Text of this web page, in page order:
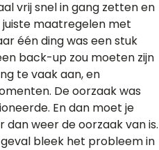
vrij snel in gang zetten en
juiste maatregelen met
één ding was een stuk
back-up zou moeten zijn
te vaak aan, en
De oorzaak was
En dan moet je
weer de oorzaak van is.
geval bleek het probleem in